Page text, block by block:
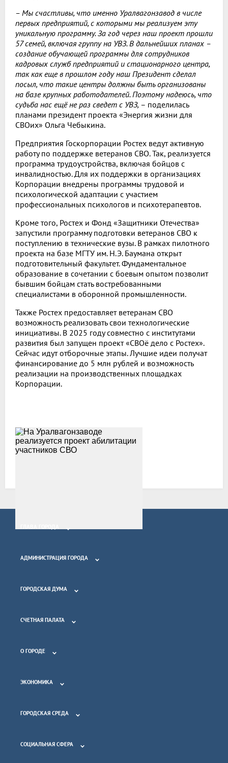
– Мы счастливы, что именно Уралвагонзавод в числе
первых предприятий, с которыми мы реализуем эту
уникальную программу. За год через наш проект прошли
57 семей, включая группу на УВЗ. В дальнейших планах –
создание обучающей программы для сотрудников
кадровых служб предприятий и стационарного центра,
так как еще в прошлом году наш Президент сделал
посыл, что такие центры должны быть организованы
на базе крупных работодателей. Поэтому надеюсь, что
судьба нас ещё не раз сведет с УВЗ, – поделилась
планами президент проекта «Энергия жизни для
СВОих» Ольга Чебыкина.
Предприятия Госкорпорации Ростех ведут активную
работу по поддержке ветеранов СВО. Так, реализуется
программа трудоустройства, включая бойцов с
инвалидностью. Для их поддержки в организациях
Корпорации внедрены программы трудовой и
психологической адаптации с участием
профессиональных психологов и психотерапевтов.
Кроме того, Ростех и Фонд «Защитники Отечества»
запустили программу подготовки ветеранов СВО к
поступлению в технические вузы. В рамках пилотного
проекта на базе МГТУ им. Н.Э. Баумана открыт
подготовительный факультет. Фундаментальное
образование в сочетании с боевым опытом позволит
бывшим бойцам стать востребованными
специалистами в оборонной промышленности.
Также Ростех предоставляет ветеранам СВО
возможность реализовать свои технологические
инициативы. В 2025 году совместно с институтами
развития был запущен проект «СВОё дело с Ростех».
Сейчас идут отборочные этапы. Лучшие идеи получат
финансирование до 5 млн рублей и возможность
реализации на производственных площадках
Корпорации.
АДМИНИСТРАЦИЯ ГОРОДА
ГОРОДСКАЯ ДУМА
СЧЕТНАЯ ПАЛАТА
О ГОРОДЕ
ЭКОНОМИКА
ГОРОДСКАЯ СРЕДА
СОЦИАЛЬНАЯ СФЕРА